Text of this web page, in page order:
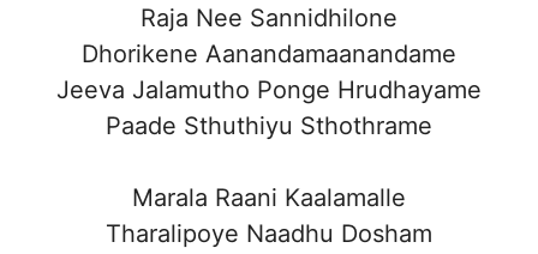
Raja Nee Sannidhilone
Dhorikene Aanandamaanandame
Jeeva Jalamutho Ponge Hrudhayame
Paade Sthuthiyu Sthothrame
Marala Raani Kaalamalle
Tharalipoye Naadhu Dosham